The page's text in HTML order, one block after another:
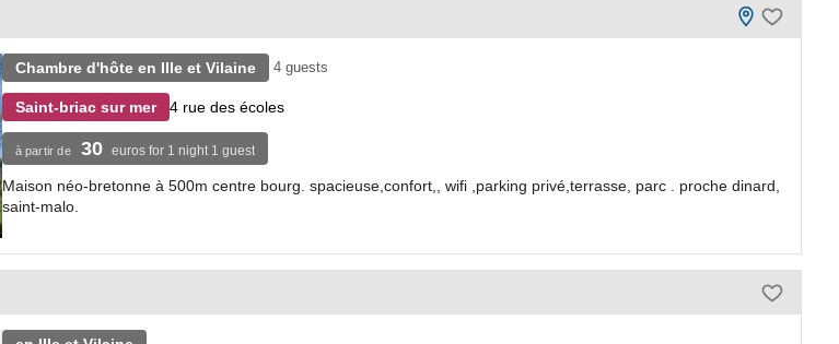
Chambre d'hôte en Ille et Vilaine 4 guests
Saint-briac sur mer 4 rue des écoles
à partir de 30 euros for 1 night 1 guest
Maison néo-bretonne à 500m centre bourg. spacieuse,confort,, wifi ,parking privé,terrasse, parc . proche dinard,
saint-malo.